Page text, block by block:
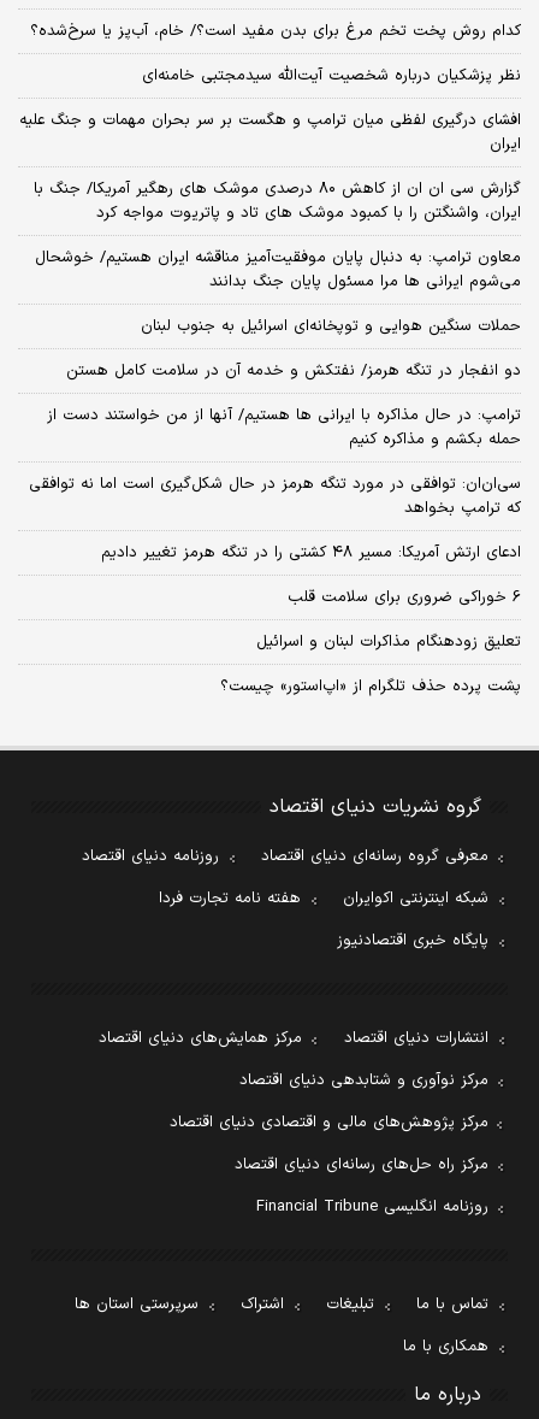
کدام روش پخت تخم مرغ برای بدن مفید است؟/ خام، آب‌پز یا سرخ‌شده؟
نظر پزشکیان درباره شخصیت آیت‌الله سیدمجتبی خامنه‌ای
افشای درگیری لفظی میان ترامپ و هگست بر سر بحران مهمات و جنگ علیه
ایران
گزارش سی ان ان از کاهش ۸۰ درصدی موشک های رهگیر آمریکا/ جنگ با
ایران، واشنگتن را با کمبود موشک های تاد و پاتریوت مواجه کرد
معاون ترامپ: به دنبال پایان موفقیت‌آمیز مناقشه ایران هستیم/ خوشحال
می‌شوم ایرانی ها مرا مسئول پایان جنگ بدانند
حملات سنگین هوایی و توپخانه‌ای اسرائیل به جنوب لبنان
دو انفجار در تنگه هرمز/ نفتکش و خدمه آن در سلامت کامل هستن
ترامپ: در حال مذاکره با ایرانی ها هستیم/ آنها از من خواستند دست از
حمله بکشم و مذاکره کنیم
سی‌ان‌ان: توافقی در مورد تنگه هرمز در حال شکل‌گیری است اما نه توافقی
که ترامپ بخواهد
ادعای ارتش آمریکا: مسیر ۴۸ کشتی را در تنگه هرمز تغییر دادیم
6 خوراکی ضروری برای سلامت قلب
تعلیق زودهنگام مذاکرات لبنان و اسرائیل
پشت پرده حذف تلگرام از «اپ‌استور» چیست؟
گروه نشریات دنیای اقتصاد
معرفی گروه رسانه‌ای دنیای اقتصاد
روزنامه دنیای اقتصاد
شبکه اینترنتی اکوایران
هفته نامه تجارت فردا
پایگاه خبری اقتصادنیوز
انتشارات دنیای اقتصاد
مرکز همایش‌های دنیای اقتصاد
مرکز نوآوری و شتابدهی دنیای اقتصاد
مرکز پژوهش‌های مالی و اقتصادی دنیای اقتصاد
مرکز راه حل‌های رسانه‌ای دنیای اقتصاد
روزنامه انگلیسی Financial Tribune
تماس با ما تبلیغات اشتراک
سرپرستی استان ها
همکاری با ما
درباره ما